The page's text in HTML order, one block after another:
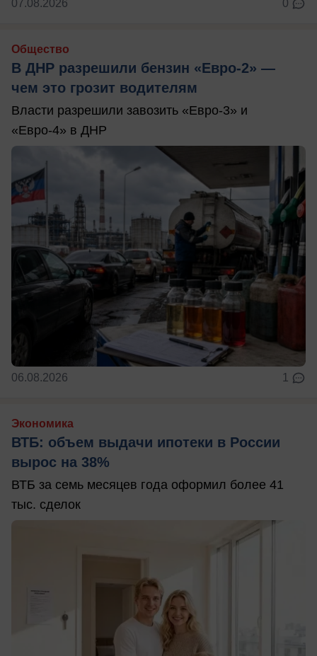
07.08.2026 0
Общество
В ДНР разрешили бензин «Евро-2» —
чем это грозит водителям
Власти разрешили завозить «Евро-3» и
«Евро-4» в ДНР
06.08.2026 1
Экономика
ВТБ: объем выдачи ипотеки в России
вырос на 38%
ВТБ за семь месяцев года оформил более 41
тыс. сделок